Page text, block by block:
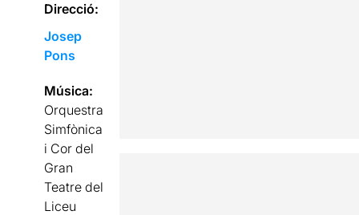
Direcció:
Josep
Pons
Música:
Orquestra
Simfònica
i Cor del
Gran
Teatre del
Liceu